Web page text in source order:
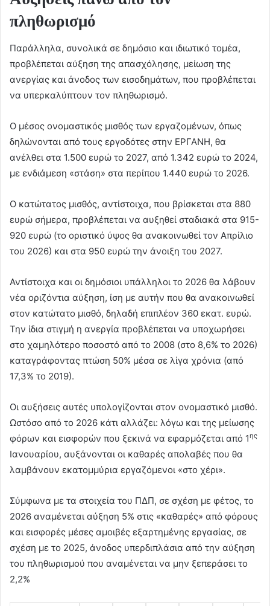
πληθωρισμό
Παράλληλα, συνολικά σε δημόσιο και ιδιωτικό τομέα,
προβλέπεται αύξηση της απασχόλησης, μείωση της
ανεργίας και άνοδος των εισοδημάτων, που προβλέπεται
να υπερκαλύπτουν τον πληθωρισμό.
Ο μέσος ονομαστικός μισθός των εργαζομένων, όπως
δηλώνονται από τους εργοδότες στην ΕΡΓΑΝΗ, θα
ανέλθει στα 1.500 ευρώ το 2027, από 1.342 ευρώ το 2024,
με ενδιάμεση «στάση» στα περίπου 1.440 ευρώ το 2026.
Ο κατώτατος μισθός, αντίστοιχα, που βρίσκεται στα 880
ευρώ σήμερα, προβλέπεται να αυξηθεί σταδιακά στα 915-
920 ευρώ (το οριστικό ύψος θα ανακοινωθεί τον Απρίλιο
του 2026) και στα 950 ευρώ την άνοιξη του 2027.
Αντίστοιχα και οι δημόσιοι υπάλληλοι το 2026 θα λάβουν
νέα οριζόντια αύξηση, ίση με αυτήν που θα ανακοινωθεί
στον κατώτατο μισθό, δηλαδή επιπλέον 360 εκατ. ευρώ.
Την ίδια στιγμή η ανεργία προβλέπεται να υποχωρήσει
στο χαμηλότερο ποσοστό από το 2008 (στο 8,6% το 2026)
καταγράφοντας πτώση 50% μέσα σε λίγα χρόνια (από
17,3% το 2019).
Οι αυξήσεις αυτές υπολογίζονται στον ονομαστικό μισθό.
Ωστόσο από το 2026 κάτι αλλάζει: λόγω και της μείωσης
φόρων και εισφορών που ξεκινά να εφαρμόζεται από 1ης
Ιανουαρίου, αυξάνονται οι καθαρές απολαβές που θα
λαμβάνουν εκατομμύρια εργαζόμενοι «στο χέρι».
Σύμφωνα με τα στοιχεία του ΠΔΠ, σε σχέση με φέτος, το
2026 αναμένεται αύξηση 5% στις «καθαρές» από φόρους
και εισφορές μέσες αμοιβές εξαρτημένης εργασίας, σε
σχέση με το 2025, άνοδος υπερδιπλάσια από την αύξηση
του πληθωρισμού που αναμένεται να μην ξεπεράσει το
2,2%